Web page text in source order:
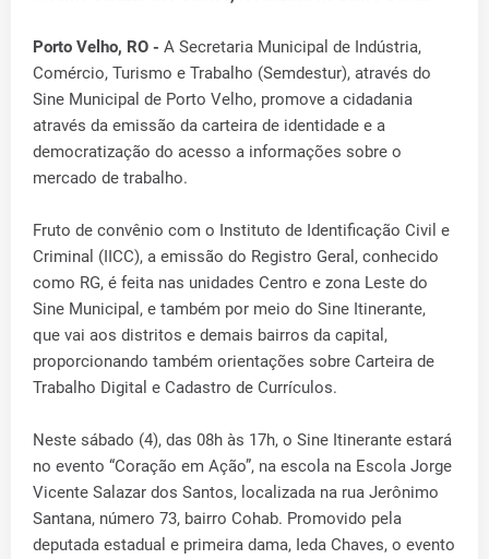
Porto Velho, RO - A Secretaria Municipal de Indústria,
Comércio, Turismo e Trabalho (Semdestur), através do
Sine Municipal de Porto Velho, promove a cidadania
através da emissão da carteira de identidade e a
democratização do acesso a informações sobre o
mercado de trabalho.
Fruto de convênio com o Instituto de Identificação Civil e
Criminal (IICC), a emissão do Registro Geral, conhecido
como RG, é feita nas unidades Centro e zona Leste do
Sine Municipal, e também por meio do Sine Itinerante,
que vai aos distritos e demais bairros da capital,
proporcionando também orientações sobre Carteira de
Trabalho Digital e Cadastro de Currículos.
Neste sábado (4), das 08h às 17h, o Sine Itinerante estará
no evento “Coração em Ação”, na escola na Escola Jorge
Vicente Salazar dos Santos, localizada na rua Jerônimo
Santana, número 73, bairro Cohab. Promovido pela
deputada estadual e primeira dama, Ieda Chaves, o evento